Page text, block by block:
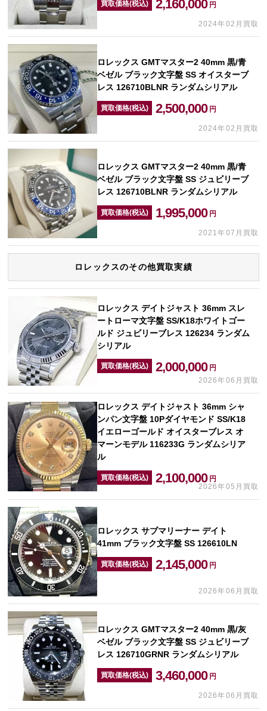
買取価格(税込) 2,160,000 円
2024年02月買取
ロレックス GMTマスター2 40mm 黒/青
ベゼル ブラック文字盤 SS オイスターブ
レス 126710BLNR ランダムシリアル
買取価格(税込) 2,500,000 円
2024年02月買取
ロレックス GMTマスター2 40mm 黒/青
ベゼル ブラック文字盤 SS ジュビリーブ
レス 126710BLNR ランダムシリアル
買取価格(税込) 1,995,000 円
2021年07月買取
ロレックスのその他買取実績
ロレックス デイトジャスト 36mm スレ
ートローマ文字盤 SS/K18ホワイトゴー
ルド ジュビリーブレス 126234 ランダム
シリアル
買取価格(税込) 2,000,000 円
2026年06月買取
ロレックス デイトジャスト 36mm シャ
ンパン文字盤 10Pダイヤモンド SS/K18
イエローゴールド オイスターブレス オ
マーンモデル 116233G ランダムシリア
ル
買取価格(税込) 2,100,000 円
2026年05月買取
ロレックス サブマリーナー デイト
41mm ブラック文字盤 SS 126610LN
買取価格(税込) 2,145,000 円
2026年06月買取
ロレックス GMTマスター2 40mm 黒/灰
ベゼル ブラック文字盤 SS ジュビリーブ
レス 126710GRNR ランダムシリアル
買取価格(税込) 3,460,000 円
2026年06月買取